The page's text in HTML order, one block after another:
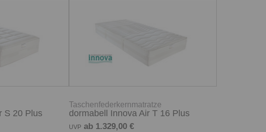
S 20 Plus
Taschenfederkernmatratze
dormabell Innova Air T 16 Plus
UVP ab 1.329,00 €